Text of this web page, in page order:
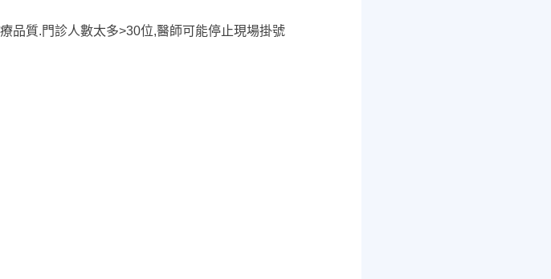
品質.門診人數太多>30位,醫師可能停止現場掛號